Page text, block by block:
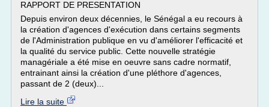
RAPPORT DE PRESENTATION
Depuis environ deux décennies, le Sénégal a eu recours à
la création d'agences d'exécution dans certains segments
de l'Administration publique en vu d'améliorer l'efficacité et
la qualité du service public. Cette nouvelle stratégie
managériale a été mise en oeuvre sans cadre normatif,
entrainant ainsi la création d'une pléthore d'agences,
passant de 2 (deux)...
Lire la suite